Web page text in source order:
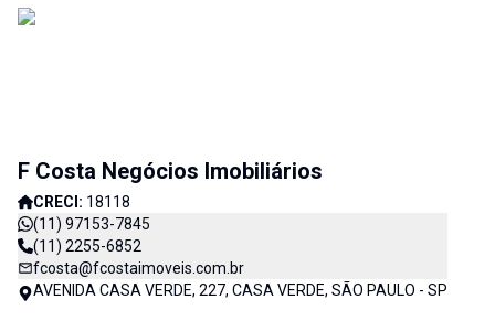
F Costa Negócios Imobiliários
CRECI: 18118
(11) 97153-7845
(11) 2255-6852
fcosta@fcostaimoveis.com.br
AVENIDA CASA VERDE, 227, CASA VERDE, SÃO PAULO - SP